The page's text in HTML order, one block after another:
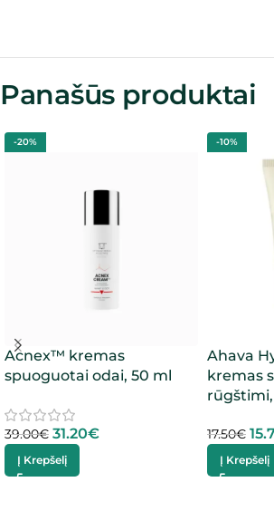
Panašūs produktai
-20%
Acnex™ kremas
spuoguotai odai, 50 ml
39.00€ 31.20€
Į Krepšelį
-10%
Ahava
kremas
rūgštimi,
17.50€
Į Krepšelį